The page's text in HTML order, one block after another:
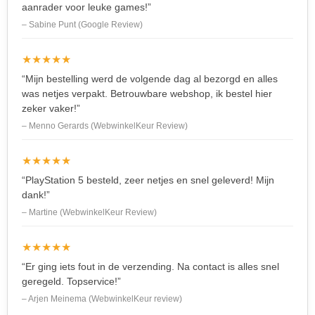
aanrader voor leuke games!”
– Sabine Punt (Google Review)
★★★★★
“Mijn bestelling werd de volgende dag al bezorgd en alles
was netjes verpakt. Betrouwbare webshop, ik bestel hier
zeker vaker!”
– Menno Gerards (WebwinkelKeur Review)
★★★★★
“PlayStation 5 besteld, zeer netjes en snel geleverd! Mijn
dank!”
– Martine (WebwinkelKeur Review)
★★★★★
“Er ging iets fout in de verzending. Na contact is alles snel
geregeld. Topservice!”
– Arjen Meinema (WebwinkelKeur review)